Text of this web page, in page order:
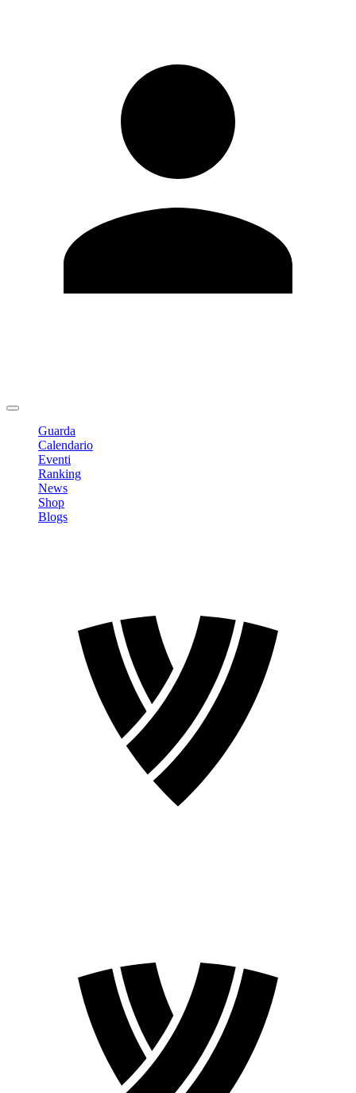
Guarda
Calendario
Eventi
Ranking
News
Shop
Blogs